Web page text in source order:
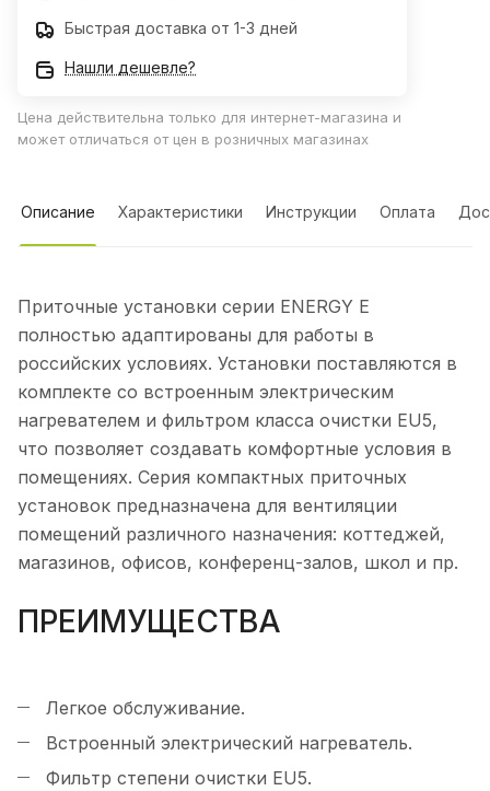
Быстрая доставка от 1-3 дней
Нашли дешевле?
Цена действительна только для интернет-магазина и
может отличаться от цен в розничных магазинах
Описание Характеристики Инструкции Оплата
Приточные установки серии ENERGY E
полностью адаптированы для работы в
российских условиях. Установки поставляются в
комплекте со встроенным электрическим
нагревателем и фильтром класса очистки EU5,
что позволяет создавать комфортные условия в
помещениях. Серия компактных приточных
установок предназначена для вентиляции
помещений различного назначения: коттеджей,
магазинов, офисов, конференц-залов, школ и пр.
ПРЕИМУЩЕСТВА
Легкое обслуживание.
Встроенный электрический нагреватель.
Фильтр степени очистки EU5.